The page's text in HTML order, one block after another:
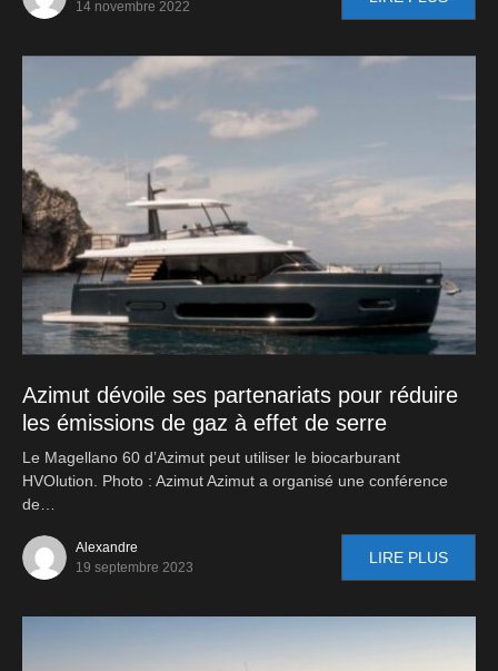
14 novembre 2022
Azimut dévoile ses partenariats pour réduire
les émissions de gaz à effet de serre
Le Magellano 60 d’Azimut peut utiliser le biocarburant
HVOlution. Photo : Azimut Azimut a organisé une conférence
de…
Alexandre
19 septembre 2023
LIRE PLUS